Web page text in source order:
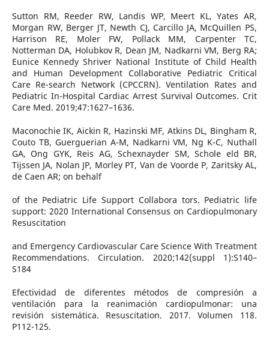
Sutton RM, Reeder RW, Landis WP, Meert KL, Yates AR,
Morgan RW, Berger JT, Newth CJ, Carcillo JA, McQuillen PS,
Harrison RE, Moler FW, Pollack MM, Carpenter TC,
Notterman DA, Holubkov R, Dean JM, Nadkarni VM, Berg RA;
Eunice Kennedy Shriver National Institute of Child Health
and Human Development Collaborative Pediatric Critical
Care Re-search Network (CPCCRN). Ventilation Rates and
Pediatric In-Hospital Cardiac Arrest Survival Outcomes. Crit
Care Med. 2019;47:1627–1636.
Maconochie IK, Aickin R, Hazinski MF, Atkins DL, Bingham R,
Couto TB, Guerguerian A-M, Nadkarni VM, Ng K-C, Nuthall
GA, Ong GYK, Reis AG, Schexnayder SM, Schole eld BR,
Tijssen JA, Nolan JP, Morley PT, Van de Voorde P, Zaritsky AL,
de Caen AR; on behalf
of the Pediatric Life Support Collabora tors. Pediatric life
support: 2020 International Consensus on Cardiopulmonary
Resuscitation
and Emergency Cardiovascular Care Science With Treatment
Recommendations. Circulation. 2020;142(suppl 1):S140–
S184
Efectividad de diferentes métodos de compresión a
ventilación para la reanimación cardiopulmonar: una
revisión sistemática. Resuscitation. 2017. Volumen 118.
P112-125.